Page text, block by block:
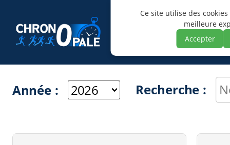
Ce site utilise des
meilleure
Accepter
Année : Recherche :